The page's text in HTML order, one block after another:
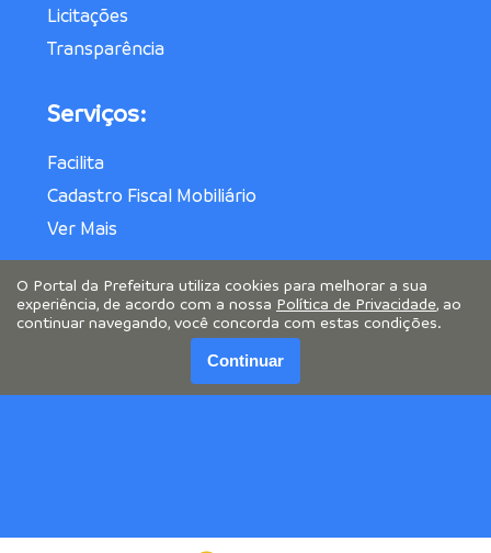
Licitações
Transparência
Serviços:
Facilita
Cadastro Fiscal Mobiliário
Ver Mais
O Portal da Prefeitura utiliza cookies para melhorar a sua
experiência, de acordo com a nossa Política de Privacidade, ao
continuar navegando, você concorda com estas condições.
Continuar